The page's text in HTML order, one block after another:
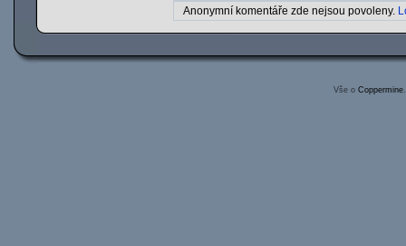
Anonymní komentáře zde nejsou povoleny.
Vše o Coppermine